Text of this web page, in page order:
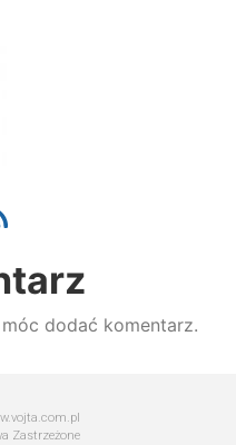
dodać komentarz.
Zastrzeżone